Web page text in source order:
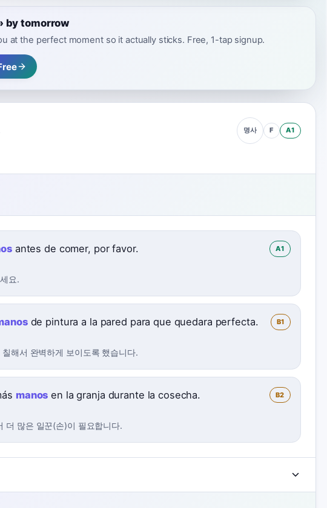
by tomorrow
at the perfect moment so it actually sticks. Free, 1-tap signup.
명사 F A1
antes de comer, por favor. A1
요.
de pintura a la pared para que quedara perfecta. B1
해서 완벽하게 보이도록 했습니다.
manos en la granja durante la cosecha. B2
더 많은 일꾼(손)이 필요합니다.